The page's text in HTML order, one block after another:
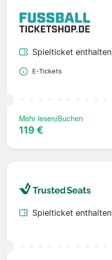
Spielticket enthalten
E-Tickets
Mehr lesen/Buchen
119 €
Spielticket enthalten